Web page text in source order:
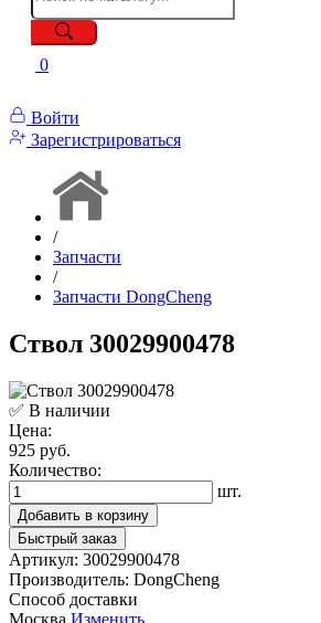
0
Войти
Зарегистрироваться
/
Запчасти
/
Запчасти DongCheng
Ствол 30029900478
✅ В наличии
Цена:
925 руб.
Количество:
шт.
Добавить в корзину
Быстрый заказ
Артикул: 30029900478
Производитель: DongCheng
Способ доставки
Москва Изменить